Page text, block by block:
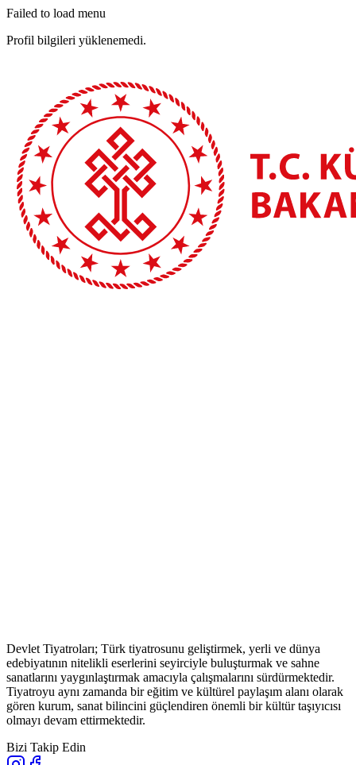
Failed to load menu
Profil bilgileri yüklenemedi.
Devlet Tiyatroları; Türk tiyatrosunu geliştirmek, yerli ve dünya
edebiyatının nitelikli eserlerini seyirciyle buluşturmak ve sahne
sanatlarını yaygınlaştırmak amacıyla çalışmalarını sürdürmektedir.
Tiyatroyu aynı zamanda bir eğitim ve kültürel paylaşım alanı olarak
gören kurum, sanat bilincini güçlendiren önemli bir kültür taşıyıcısı
olmayı devam ettirmektedir.
Bizi Takip Edin